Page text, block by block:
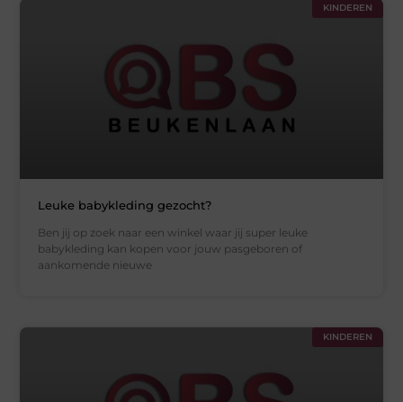
KINDEREN
Leuke babykleding gezocht?
Ben jij op zoek naar een winkel waar jij super leuke
babykleding kan kopen voor jouw pasgeboren of
aankomende nieuwe
KINDEREN